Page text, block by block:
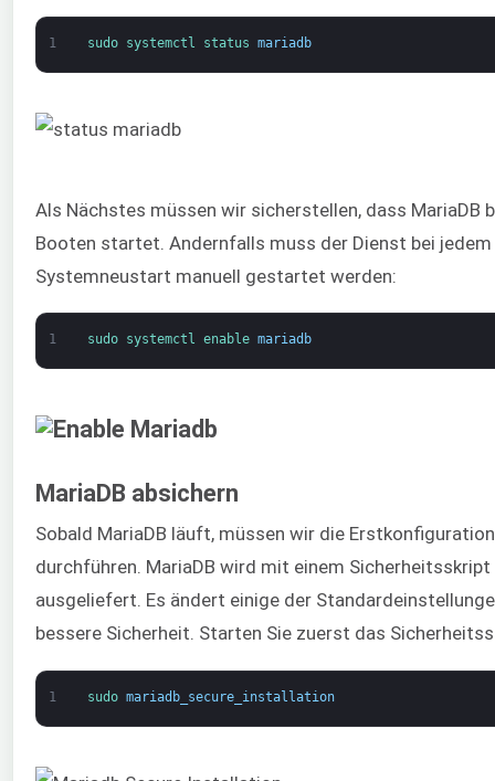
1 sudo systemctl status mariadb
Als Nächstes müssen wir sicherstellen, dass MariaDB
Booten startet. Andernfalls muss der Dienst bei jedem
Systemneustart manuell gestartet werden:
1 sudo systemctl enable mariadb
MariaDB absichern
Sobald MariaDB läuft, müssen wir die Erstkonfiguration
durchführen. MariaDB wird mit einem Sicherheitsskript
ausgeliefert. Es ändert einige der
bessere Sicherheit. Starten Sie zuerst das
1 sudo mariadb_secure_installation